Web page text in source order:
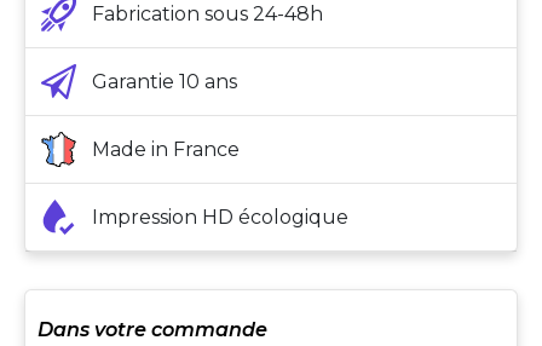
Fabrication sous 24-48h
Garantie 10 ans
Made in France
Impression HD écologique
Dans votre commande